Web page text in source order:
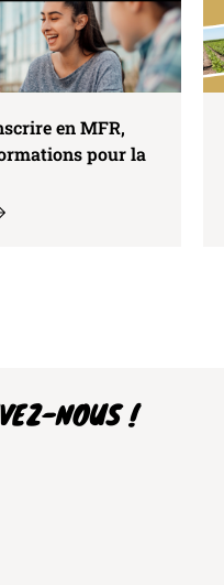
en MFR,
pour la
NOUS !